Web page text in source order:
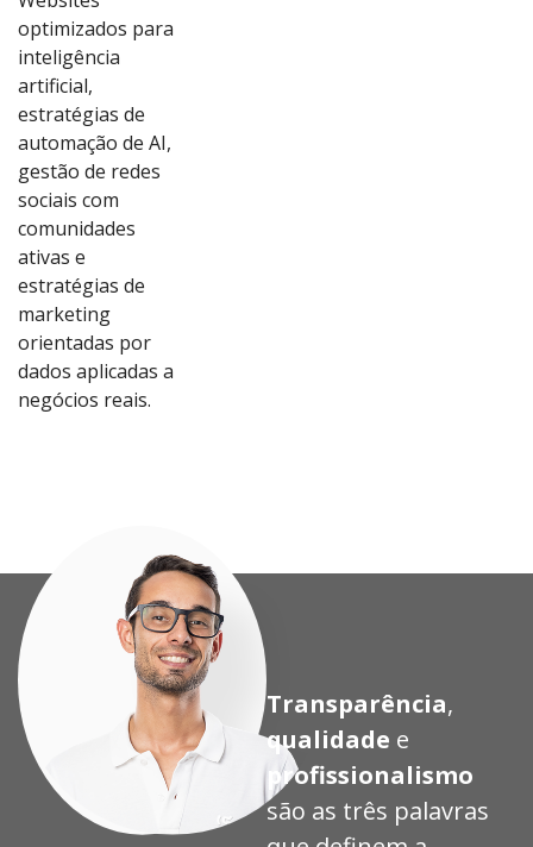
optimizados para
inteligência
artificial,
estratégias de
automação de AI,
gestão de redes
sociais com
comunidades
ativas e
estratégias de
marketing
orientadas por
dados aplicadas a
negócios reais.
Transparência,
qualidade e
profissionalismo
são as três palavras